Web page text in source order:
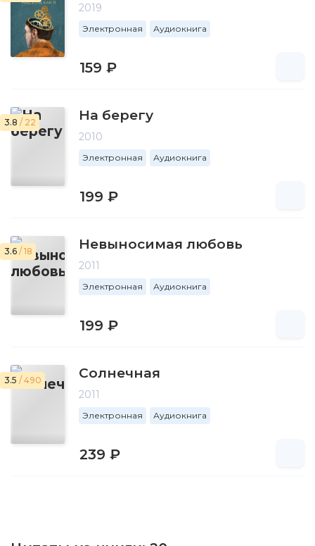
2019
Электронная Аудиокнига
159 ₽
3.8 / 22 На берегу
2010
Электронная Аудиокнига
199 ₽
3.6 / 18 Невыносимая любовь
2011
Электронная Аудиокнига
199 ₽
3.5 / 490 Солнечная
2011
Электронная Аудиокнига
239 ₽